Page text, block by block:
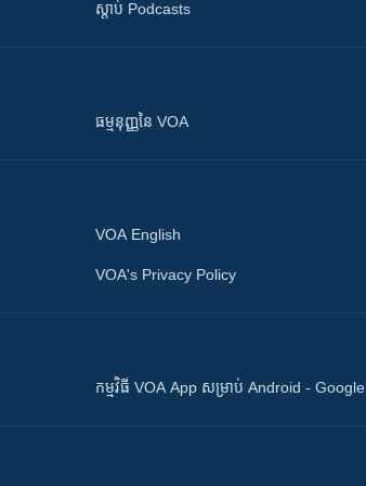
ស្តាប់ Podcasts
ធម្មនុញ្ញ​នៃ VOA
VOA English
VOA's Privacy Policy
កម្មវិធី​ VOA App សម្រាប់ Android - Google